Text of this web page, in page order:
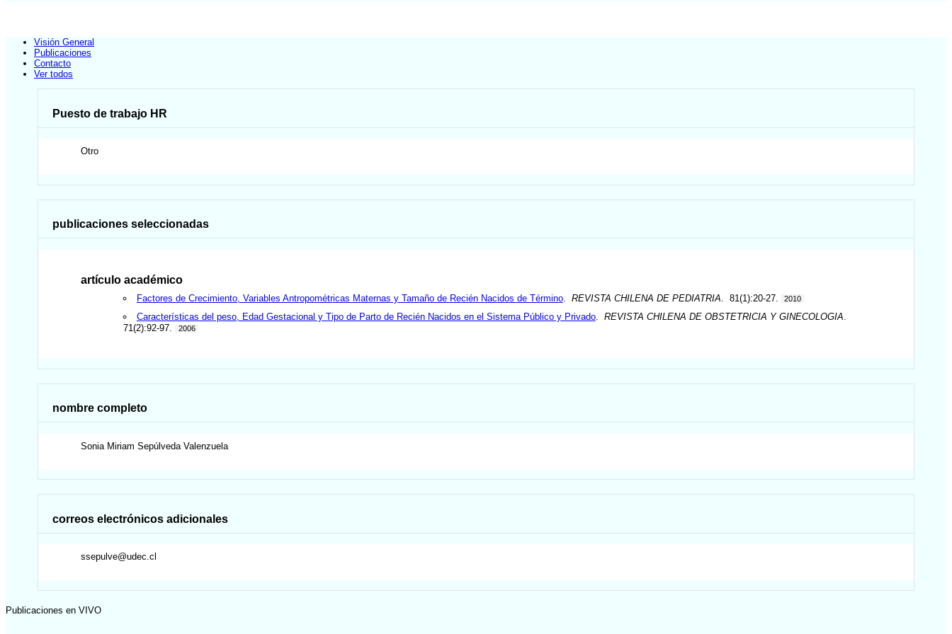
Visión General
Publicaciones
Contacto
Ver todos
Puesto de trabajo HR
Otro
publicaciones seleccionadas
artículo académico
Factores de Crecimiento, Variables Antropométricas Maternas y Tamaño de Recién Nacidos de Término. REVISTA CHILENA DE PEDIATRIA. 81(1):20-27. 2010
Características del peso, Edad Gestacional y Tipo de Parto de Recién Nacidos en el Sistema Público y Privado. REVISTA CHILENA DE OBSTETRICIA Y GINECOLOGIA.
71(2):92-97.
2006
nombre completo
Sonia Miriam Sepúlveda Valenzuela
correos electrónicos adicionales
ssepulve@udec.cl
Publicaciones en VIVO